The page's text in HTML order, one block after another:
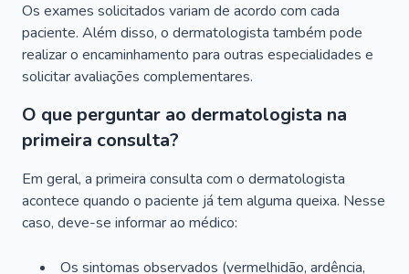
Os exames solicitados variam de acordo com cada
paciente. Além disso, o dermatologista também pode
realizar o encaminhamento para outras especialidades e
solicitar avaliações complementares.
O que perguntar ao dermatologista na
primeira consulta?
Em geral, a primeira consulta com o dermatologista
acontece quando o paciente já tem alguma queixa. Nesse
caso, deve-se informar ao médico:
Os sintomas observados (vermelhidão, ardência,